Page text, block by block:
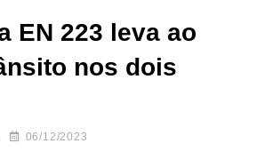
EN 223 leva ao
nos dois
06/12/2023